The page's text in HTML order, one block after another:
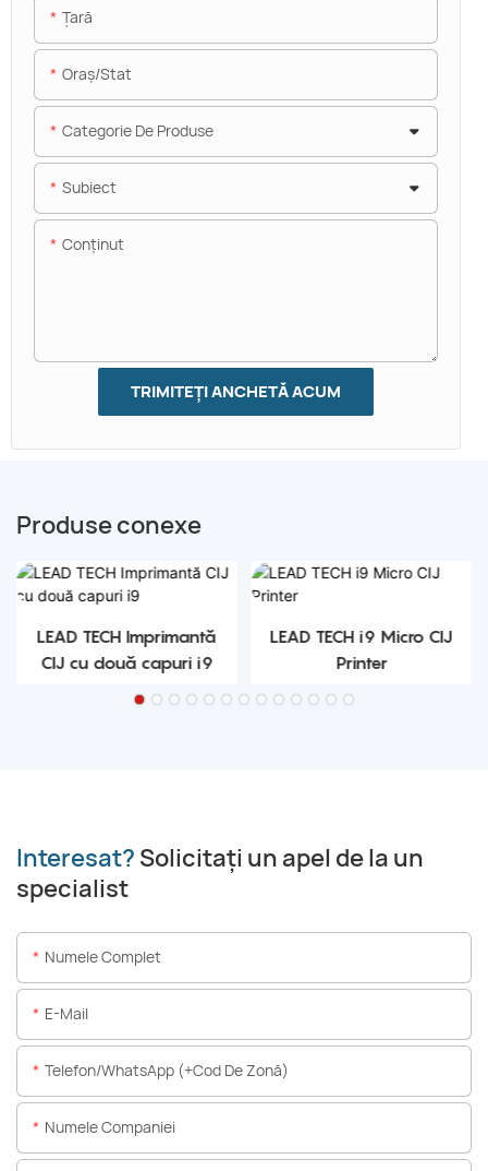
Ţară
Oraș/stat
Categorie De Produse
Subiect
Conţinut
TRIMITEȚI ANCHETĂ ACUM
Produse conexe
LEAD TECH Imprimantă
CIJ cu două capuri i9
LEAD TECH i9 Micro CIJ
Printer
Interesat? Solicitați un apel de la un
specialist
Numele Complet
E-Mail
Telefon/WhatsApp (+Cod De Zonă)
Numele Companiei